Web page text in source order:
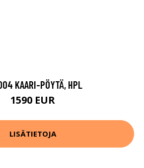
KAARI-PÖYTÄ, HPL
1590 EUR
LISÄTIETOJA